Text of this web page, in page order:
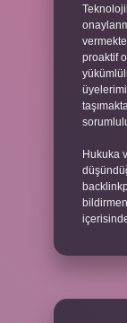
proaktif
Hukuka